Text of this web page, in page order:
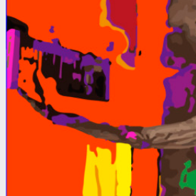
Gómez:
Vida
en
blanco
y
negro.
(1)